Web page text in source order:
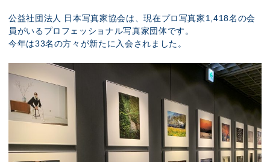
公益社団法人 日本写真家協会は、現在プロ写真家1,418名の会
員がいるプロフェッショナル写真家団体です。
今年は33名の方々が新たに入会されました。